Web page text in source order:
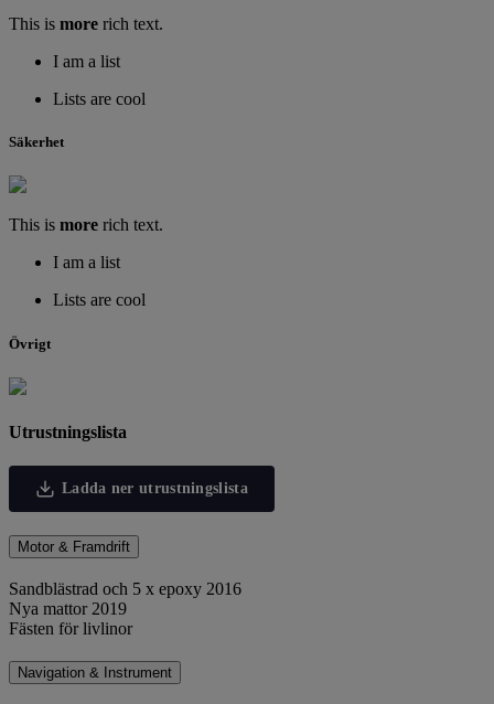
This is more rich text.
I am a list
Lists are cool
Säkerhet
This is more rich text.
I am a list
Lists are cool
Övrigt
Utrustningslista
Ladda ner utrustningslista
Motor & Framdrift
Sandblästrad och 5 x epoxy 2016
Nya mattor 2019
Fästen för livlinor
Navigation & Instrument